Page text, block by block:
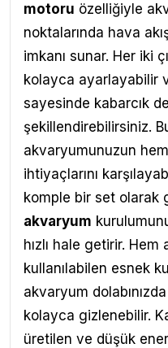
motoru özelliğiyle
noktalarında hava
imkanı sunar. Her iki
kolayca ayarlayabilir
sayesinde kabarcık
şekillendirebilirsiniz.
akvaryumunuzun
ihtiyaçlarını
komple bir set olarak
akvaryum
hızlı hale getirir.
kullanılabilen esnek
akvaryum
kolayca gizlenebilir.
üretilen ve düşük